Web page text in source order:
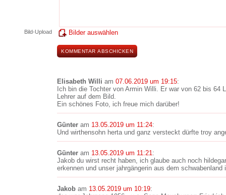
Bild-Upload Bilder auswählen
Elisabeth Willi am 07.06.2019 um 19:15:
Ich bin die Tochter von Armin Willi. Er war von 62 bis 64
Lehrer auf dem Bild.
Ein schönes Foto, ich freue mich darüber!
Günter am 13.05.2019 um 11:24:
Und wirthensohn herta und ganz versteckt dürfte troy
Günter am 13.05.2019 um 11:21:
Jakob du wirst recht haben, ich glaube auch noch
erkennen und unser jahrgängerin aus dem
Jakob am 13.05.2019 um 10:19: